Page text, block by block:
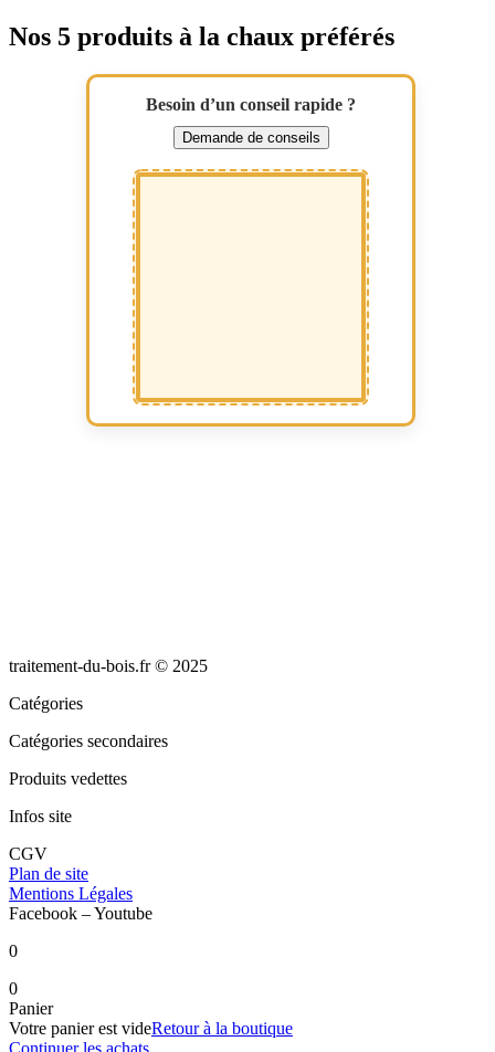
Nos 5 produits à la chaux préférés
Besoin d’un conseil rapide ?
Demande de conseils
traitement-du-bois.fr © 2025
Catégories
Catégories secondaires
Produits vedettes
Infos site
CGV
Plan de site
Mentions Légales
Facebook – Youtube
0
0
Panier
Votre panier est videRetour à la boutique
Continuer les achats